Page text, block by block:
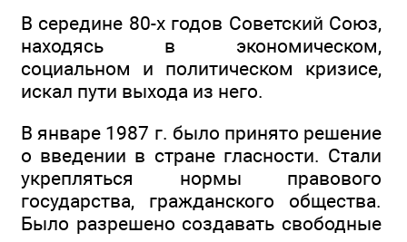
В середине 80-х годов Советский Союз,
находясь в экономическом,
социальном и политическом кризисе,
искал пути выхода из него.
В январе 1987 г. было принято решение
о введении в стране гласности. Стали
укрепляться нормы правового
государства, гражданского общества.
Было разрешено создавать свободные